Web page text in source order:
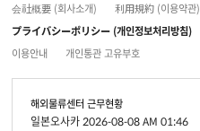
会社概要 (회사소개) 利用規約 (이용약관)
プライバシーポリシー (개인정보처리방침)
이용안내
개인통관 고유부호
해외물류센터 근무현황
일본오사카 2026-08-08 AM 01:46